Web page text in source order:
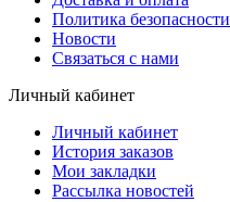
Политика безопасности
Новости
Связаться с нами
Личный кабинет
Личный кабинет
История заказов
Мои закладки
Рассылка новостей